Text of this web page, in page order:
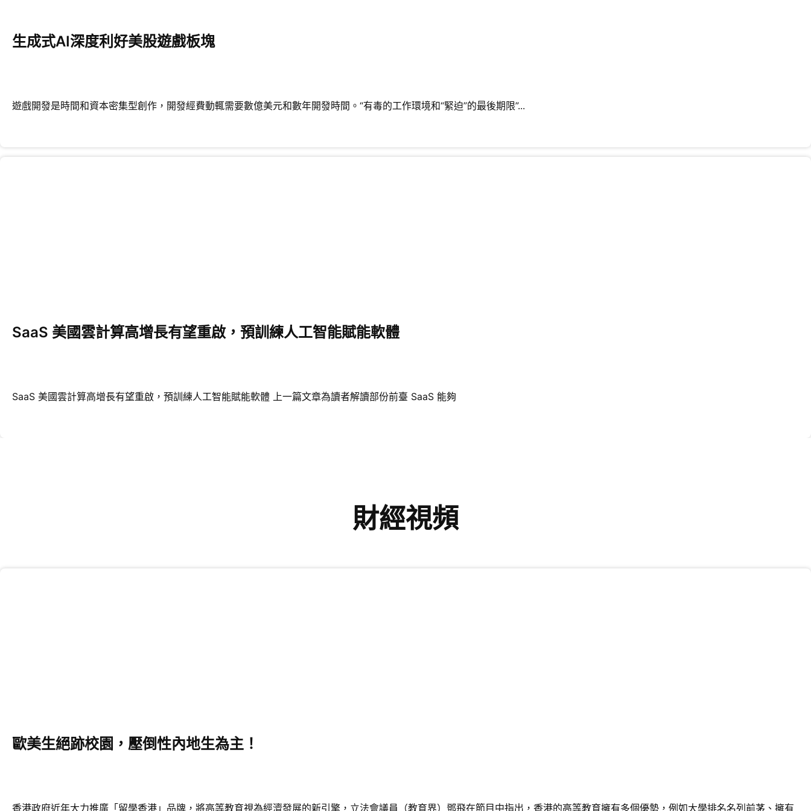
生成式AI深度利好美股遊戲板塊
遊戲開發是時間和資本密集型創作，開發經費動輒需要數億美元和數年開發時間。“有毒的工作環境和“緊迫”的最後期限”...
SaaS 美國雲計算高增長有望重啟，預訓練人工智能賦能軟體
SaaS 美國雲計算高增長有望重啟，預訓練人工智能賦能軟體 上一篇文章為讀者解讀部份前臺 SaaS 能夠
財經視頻
歐美生絕跡校園，壓倒性內地生為主！
香港政府近年大力推廣「留學香港」品牌，將高等教育視為經濟發展的新引擎，立法會議員（教育界）鄧飛在節目中指出，香港的高等教育擁有多個優勢，例如大學排名名列前茅、擁有